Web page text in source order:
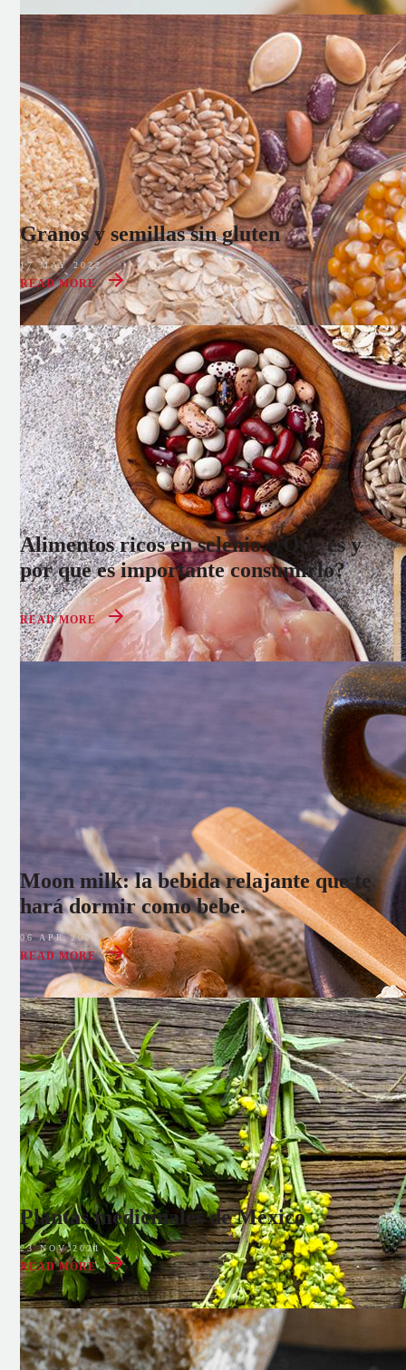
Granos y semillas sin gluten
17 MAY 2022
READ MORE
Alimentos ricos en selenio. ¿Qué es y
por que es importante consumirlo?
08 AUG 2022
READ MORE
Moon milk: la bebida relajante que te
hará dormir como bebe.
06 APR 2022
READ MORE
Plantas medicinales de México
23 NOV 2021
READ MORE